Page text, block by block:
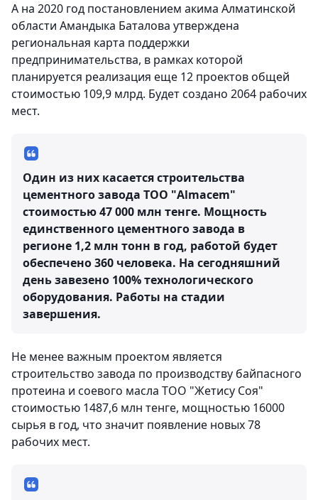
А на 2020 год постановлением акима Алматинской
области Амандыка Баталова утверждена
региональная карта поддержки
предпринимательства, в рамках которой
планируется реализация еще 12 проектов общей
стоимостью 109,9 млрд. Будет создано 2064 рабочих
мест.
Один из них касается строительства
цементного завода ТОО "Almacem"
стоимостью 47 000 млн тенге. Мощность
единственного цементного завода в
регионе 1,2 млн тонн в год, работой будет
обеспечено 360 человека. На сегодняшний
день завезено 100% технологического
оборудования. Работы на стадии
завершения.
Не менее важным проектом является
строительство завода по производству байпасного
протеина и соевого масла ТОО "Жетису Соя"
стоимостью 1487,6 млн тенге, мощностью 16000
сырья в год, что значит появление новых 78
рабочих мест.